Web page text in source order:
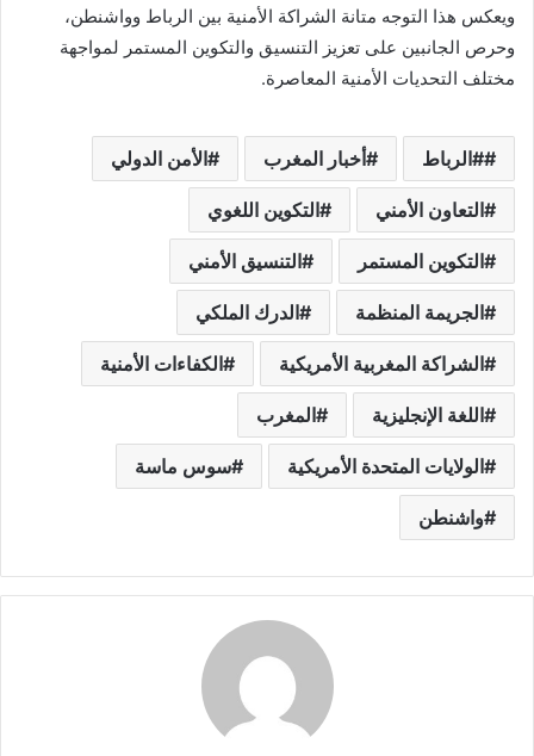
ويعكس هذا التوجه متانة الشراكة الأمنية بين الرباط وواشنطن،
وحرص الجانبين على تعزيز التنسيق والتكوين المستمر لمواجهة
مختلف التحديات الأمنية المعاصرة.
#الرباط أخبار المغرب الأمن الدولي
التعاون الأمني التكوين اللغوي
التكوين المستمر التنسيق الأمني
الجريمة المنظمة الدرك الملكي
الشراكة المغربية الأمريكية الكفاءات الأمنية
اللغة الإنجليزية المغرب
الولايات المتحدة الأمريكية سوس ماسة
واشنطن